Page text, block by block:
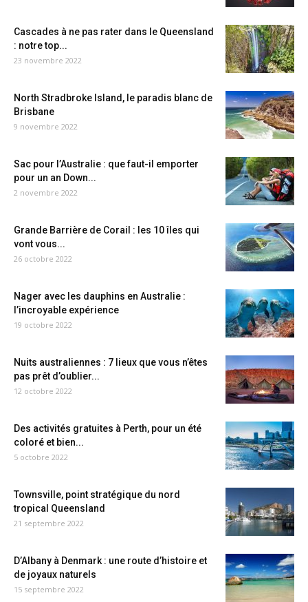
Cascades à ne pas rater dans le Queensland
: notre top...
23 novembre 2022
North Stradbroke Island, le paradis blanc de
Brisbane
9 novembre 2022
Sac pour l’Australie : que faut-il emporter
pour un an Down...
2 novembre 2022
Grande Barrière de Corail : les 10 îles qui
vont vous...
26 octobre 2022
Nager avec les dauphins en Australie :
l’incroyable expérience
19 octobre 2022
Nuits australiennes : 7 lieux que vous n’êtes
pas prêt d’oublier...
12 octobre 2022
Des activités gratuites à Perth, pour un été
coloré et bien...
5 octobre 2022
Townsville, point stratégique du nord
tropical Queensland
21 septembre 2022
D’Albany à Denmark : une route d’histoire et
de joyaux naturels
15 septembre 2022